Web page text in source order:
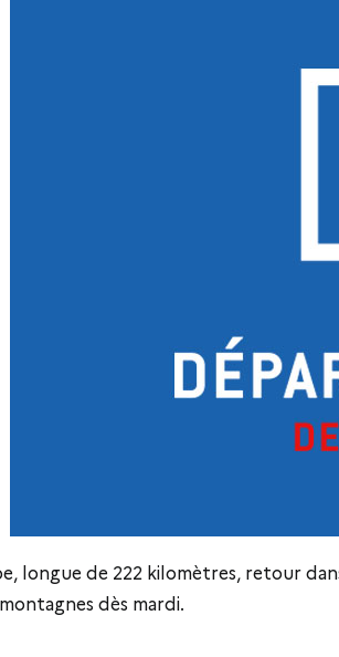
longue de 222 kilomètres, retour
dès mardi.